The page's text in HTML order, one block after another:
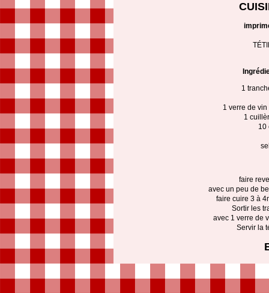
1
1 verre de
1
10
faire
avec un peu de
faire cuire 3 à
Sortir les
avec 1 verre de
Servir la